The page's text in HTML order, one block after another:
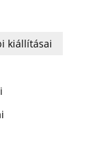
kiállításai